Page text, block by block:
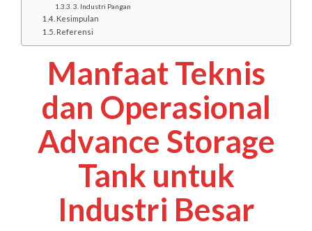
3. Industri Pangan
Kesimpulan
Referensi
Manfaat Teknis
dan Operasional
Advance Storage
Tank untuk
Industri Besar